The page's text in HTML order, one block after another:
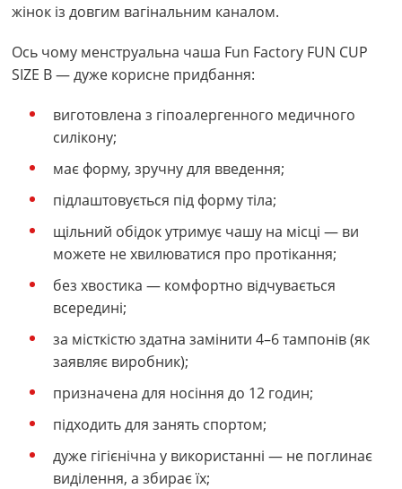
жінок із довгим вагінальним каналом.
Ось чому менструальна чаша Fun Factory FUN CUP
SIZE В — дуже корисне придбання:
виготовлена з гіпоалергенного медичного
силікону;
має форму, зручну для введення;
підлаштовується під форму тіла;
щільний обідок утримує чашу на місці — ви
можете не хвилюватися про протікання;
без хвостика — комфортно відчувається
всередині;
за місткістю здатна замінити 4–6 тампонів (як
заявляє виробник);
призначена для носіння до 12 годин;
підходить для занять спортом;
дуже гігієнічна у використанні — не поглинає
виділення, а збирає їх;